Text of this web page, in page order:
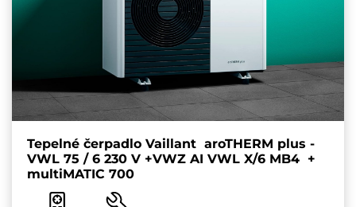
Tepelné čerpadlo Vaillant aroTHERM plus -
VWL 75 / 6 230 V +VWZ AI VWL X/6 MB4 +
multiMATIC 700